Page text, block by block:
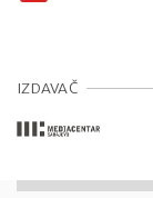
IZDAVAČ